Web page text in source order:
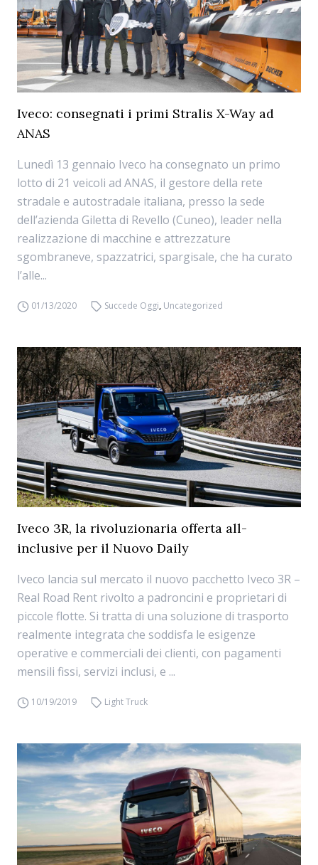
Iveco: consegnati i primi Stralis X-Way ad
ANAS
Lunedì 13 gennaio Iveco ha consegnato un primo
lotto di 21 veicoli ad ANAS, il gestore della rete
stradale e autostradale italiana, presso la sede
dell’azienda Giletta di Revello (Cuneo), leader nella
realizzazione di macchine e attrezzature
sgombraneve, spazzatrici, spargisale, che ha curato
l’alle...
01/13/2020 Succede Oggi, Uncategorized
Iveco 3R, la rivoluzionaria offerta all-
inclusive per il Nuovo Daily
Iveco lancia sul mercato il nuovo pacchetto Iveco 3R –
Real Road Rent rivolto a padroncini e proprietari di
piccole flotte. Si tratta di una soluzione di trasporto
realmente integrata che soddisfa le esigenze
operative e commerciali dei clienti, con pagamenti
mensili fissi, servizi inclusi, e ...
10/19/2019 Light Truck